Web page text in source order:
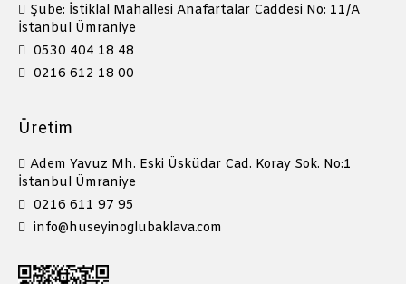
Şube: İstiklal Mahallesi Anafartalar Caddesi No: 11/A
İstanbul Ümraniye
0530 404 18 48
0216 612 18 00
Üretim
Adem Yavuz Mh. Eski Üsküdar Cad. Koray Sok. No:1
İstanbul Ümraniye
0216 611 97 95
info@huseyinoglubaklava.com